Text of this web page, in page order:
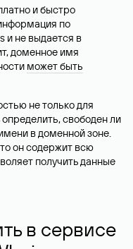
и быстро
по
и не выдается в
доменное имя
может быть
не только для
свободен ли
в доменной зоне.
он содержит всю
получить данные
в сервисе